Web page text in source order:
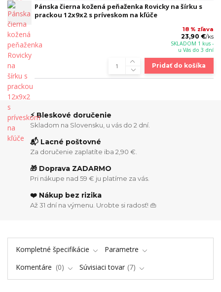
Pánska čierna kožená peňaženka Rovicky na šírku s
prackou 12x9x2 s príveskom na kľúče
18 % zľava
23,90 €/ks
SKLADOM 1 kus -
u Vás do 3 dní
Pridať do košíka
⚡ Bleskové doručenie
Skladom na Slovensku, u vás do 2 dní.
📬 Lacné poštovné
Za doručenie zaplatíte iba 2,90 €.
🎁 Doprava ZADARMO
Pri nákupe nad 59 € ju platíme za vás.
❤️ Nákup bez rizika
Až 31 dní na výmenu. Urobte si radosť! 👜
Kompletné špecifikácie
Parametre
Komentáre
0 Súvisiaci tovar 7